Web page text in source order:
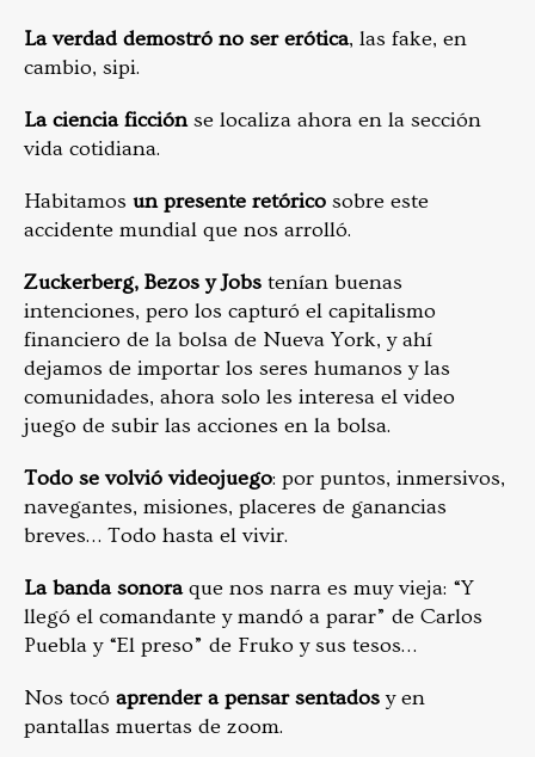
La verdad demostró no ser erótica, las fake, en
cambio, sipi.
La ciencia ficciónse localiza ahora en la sección
vida cotidiana.
Habitamos un presente retórico sobre este
accidente mundial que nos arrolló.
Zuckerberg, Bezos y Jobs tenían buenas
intenciones, pero los capturó el capitalismo
financiero de la bolsa de Nueva York, y ahí
dejamos de importar los seres humanos y las
comunidades, ahora solo les interesa el video
juego de subir las acciones en la bolsa.
Todo se volvió videojuego: por puntos, inmersivos,
navegantes, misiones, placeres de ganancias
breves… Todo hasta el vivir.
La banda sonoraque nos narra es muy vieja: “Y
llegó el comandante y mandó a parar” de Carlos
Puebla y “El preso” de Fruko y sus tesos…
Nos tocó aprender a pensar sentadosy en
pantallas muertas de zoom.